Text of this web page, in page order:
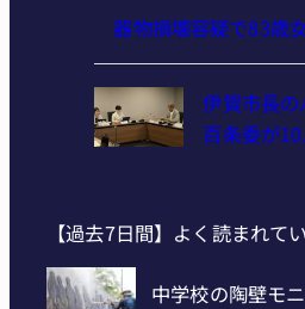
器物損壊容疑で83
伊賀市長
百条委が
【過去7日間】よく読まれて